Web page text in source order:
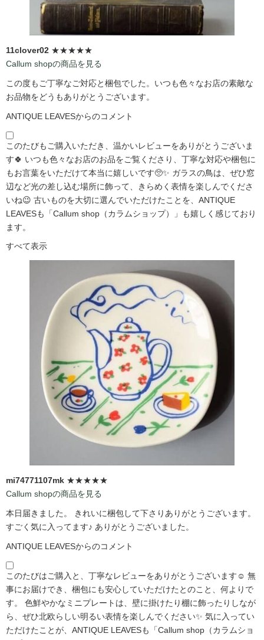
11clover02 ★★★★★
Callum shopの商品を見る
この度もご丁寧なご対応と梱包でした。いつも色々なお店の素敵な
お品物をどうもありがとうございます。
ANTIQUE LEAVESからのコメント
このたびもご購入いただき、温かいレビューをありがとうございま
す🍀 いつも色々なお店のお品をご覧くださり、丁寧な対応や梱包に
もお言葉をいただけて本当に嬉しいです🥺✨ ガラスの鳥は、ぜひ窓
辺など光の差し込む場所に飾って、きらめく表情を楽しんでくださ
いね😉 古いものを大切に選んでいただけたことを、ANTIQUE
LEAVESも「Callum shop（カラムショップ）」も嬉しく感じており
ます。
すべて表示
mi74771107mk ★★★★★
Callum shopの商品を見る
本日届きました。 きれいに梱包して下さりありがとうございます。
すごく気に入ってます♪ ありがとうございました。
ANTIQUE LEAVESからのコメント
このたびはご購入と、丁寧なレビューをありがとうございます☺️ 無
事にお届けでき、梱包にも安心していただけたとのこと、何よりで
す。 色鮮やかなミニプレートは、壁に掛けたり棚に飾ったりしなが
ら、ぜひ北欧らしい明るい表情を楽しんでください✨ 気に入ってい
ただけたことが、ANTIQUE LEAVESも「Callum shop（カラムショ